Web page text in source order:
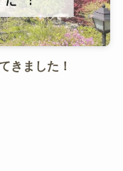
きました！